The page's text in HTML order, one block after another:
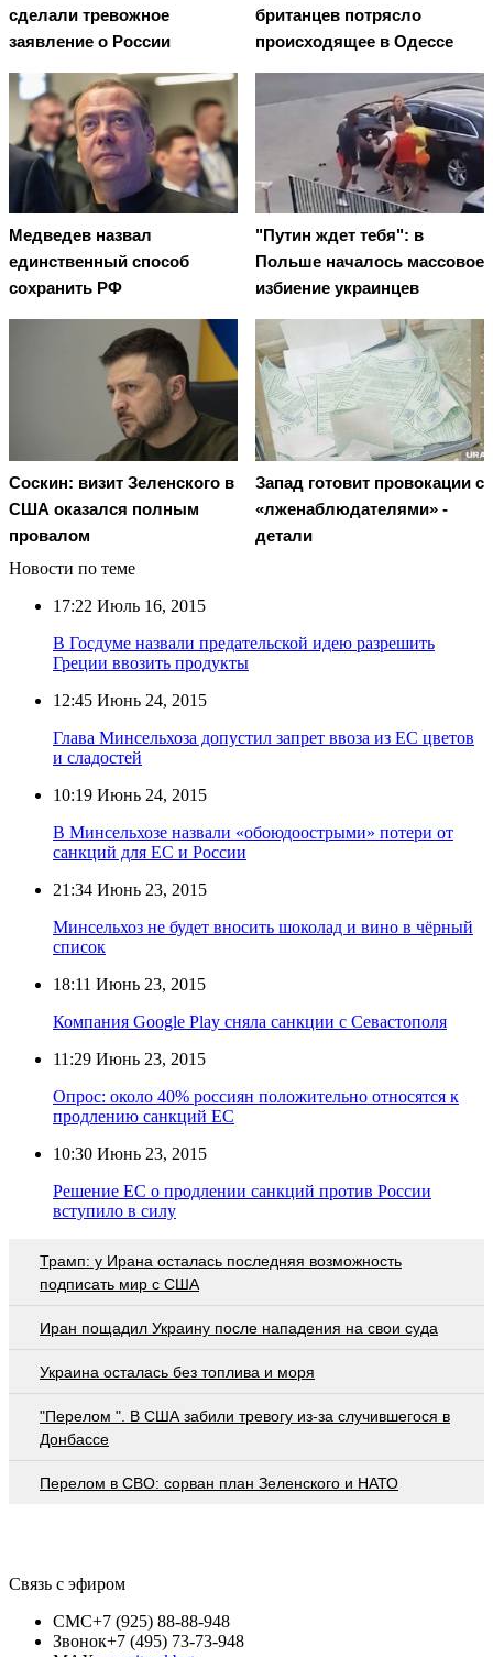
сделали тревожное
заявление о России
британцев потрясло
происходящее в Одессе
Медведев назвал
единственный способ
сохранить РФ
"Путин ждет тебя": в
Польше началось массовое
избиение украинцев
Соскин: визит Зеленского в
США оказался полным
провалом
Запад готовит провокации с
«лженаблюдателями» -
детали
Новости по теме
17:22 Июль 16, 2015
В Госдуме назвали предательской идею разрешить
Греции ввозить продукты
12:45 Июнь 24, 2015
Глава Минсельхоза допустил запрет ввоза из ЕС цветов
и сладостей
10:19 Июнь 24, 2015
В Минсельхозе назвали «обоюдоострыми» потери от
санкций для ЕС и России
21:34 Июнь 23, 2015
Минсельхоз не будет вносить шоколад и вино в чёрный
список
18:11 Июнь 23, 2015
Компания Google Play сняла санкции с Севастополя
11:29 Июнь 23, 2015
Опрос: около 40% россиян положительно относятся к
продлению санкций ЕС
10:30 Июнь 23, 2015
Решение ЕС о продлении санкций против России
вступило в силу
Трамп: у Ирана осталась последняя возможность
подписать мир с США
Иран пощадил Украину после нападения на свои суда
Украина осталась без топлива и моря
"Перелом ". В США забили тревогу из-за случившегося в
Донбассе
Перелом в СВО: сорван план Зеленского и НАТО
Связь с эфиром
СМС+7 (925) 88-88-948
Звонок+7 (495) 73-73-948